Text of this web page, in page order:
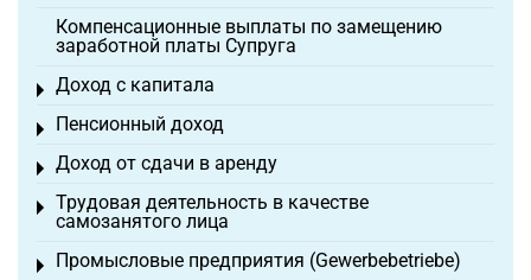
Компенсационные выплаты по замещению
заработной платы Супруга
Доход с капитала
Toggle menu
Пенсионный доход
Toggle menu
Доход от сдачи в аренду
Toggle menu
Трудовая деятельность в качестве
самозанятого лица
Toggle menu
Промысловые предприятия (Gewerbebetriebe)
Toggle menu